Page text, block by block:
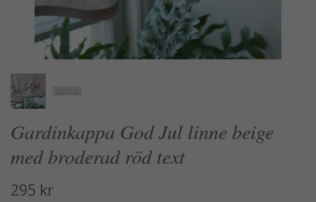
Gardinkappa God Jul linne beige
med broderad röd text
295 kr